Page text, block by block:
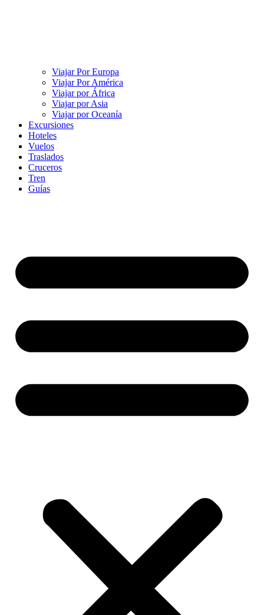
Viajar Por Europa
Viajar Por América
Viajar por África
Viajar por Asia
Viajar por Oceanía
Excursiones
Hoteles
Vuelos
Traslados
Cruceros
Tren
Guías